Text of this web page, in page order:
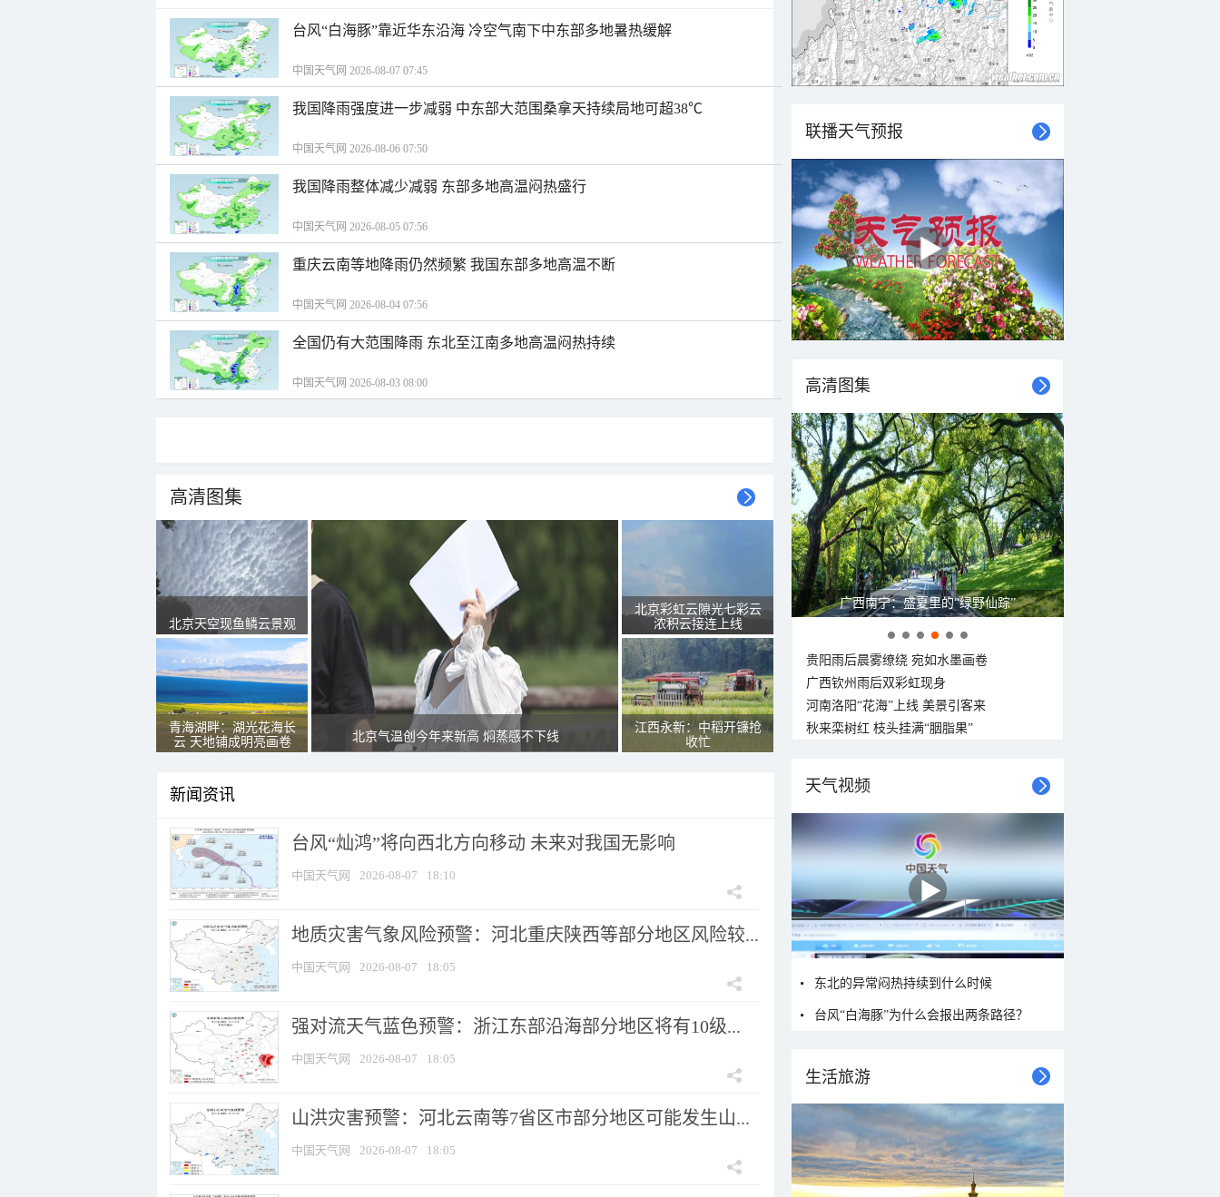
台风“白海豚”靠近华东沿海 冷空气南下中东部多地暑热缓解
中国天气网 2026-08-07 07:45
我国降雨强度进一步减弱 中东部大范围桑拿天持续局地可超38℃
中国天气网 2026-08-06 07:50
我国降雨整体减少减弱 东部多地高温闷热盛行
中国天气网 2026-08-05 07:56
重庆云南等地降雨仍然频繁 我国东部多地高温不断
中国天气网 2026-08-04 07:56
全国仍有大范围降雨 东北至江南多地高温闷热持续
中国天气网 2026-08-03 08:00
高清图集
北京天空现鱼鳞云景观
青海湖畔：湖光花海长
云 天地铺成明亮画卷
北京气温创今年来新高 焖蒸感不下线
北京彩虹云隙光七彩云
浓积云接连上线
江西永新：中稻开镰抢
收忙
新闻资讯
台风“灿鸿”将向西北方向移动 未来对我国无影响
中国天气网 2026-08-07 18:10
地质灾害气象风险预警：河北重庆陕西等部分地区风险较...
中国天气网 2026-08-07 18:05
强对流天气蓝色预警：浙江东部沿海部分地区将有10级...
中国天气网 2026-08-07 18:05
山洪灾害预警：河北云南等7省区市部分地区可能发生山...
中国天气网 2026-08-07 18:05
联播天气预报
高清图集
广西南宁：盛夏里的“绿野仙踪”
贵阳雨后晨雾缭绕 宛如水墨画卷
广西钦州雨后双彩虹现身
河南洛阳“花海”上线 美景引客来
秋来栾树红 枝头挂满“胭脂果”
天气视频
东北的异常闷热持续到什么时候
台风“白海豚”为什么会报出两条路径？
生活旅游